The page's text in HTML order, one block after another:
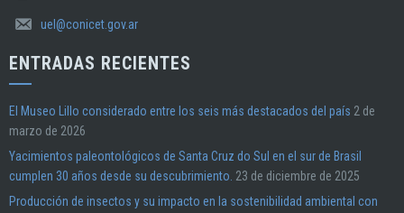
uel@conicet.gov.ar
ENTRADAS RECIENTES
El Museo Lillo considerado entre los seis más destacados del país 2 de
marzo de 2026
Yacimientos paleontológicos de Santa Cruz do Sul en el sur de Brasil
cumplen 30 años desde su descubrimiento. 23 de diciembre de 2025
Producción de insectos y su impacto en la sostenibilidad ambiental con